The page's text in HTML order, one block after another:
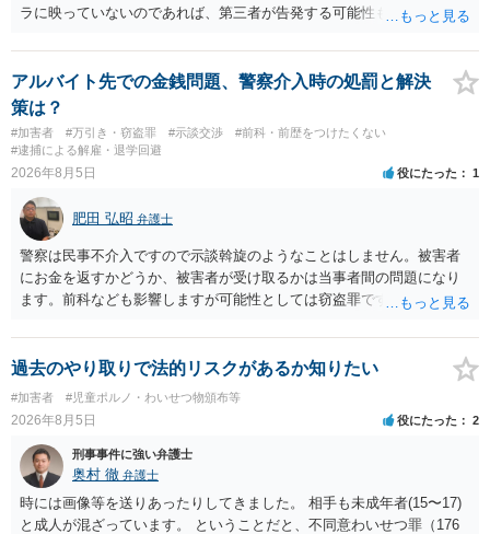
ラに映っていないのであれば、第三者が告発する可能性も低いこと、
座る女性を盗撮(全体像写真1枚と5秒程度の動画)してしまいました。下
着や胸など強調したものではありません。」とありますが、少なくと
も捜査段階では性的姿態等撮影罪の被疑事実で逮捕勾留されるケース
が私の弁護経験では多くなった印象です（最終的には不起訴ないし各
都道府県の迷惑防止条例違反になることもあります）。2度としないこ
とをお勧めいたします。ご参考にしてください。
アルバイト先での金銭問題、警察介入時の処罰と解決
策は？
#加害者 #万引き・窃盗罪 #示談交渉
#前科・前歴をつけたくない
#逮捕による解雇・退学回避
2026年8月5日 役にたった 1
肥田 弘昭 弁護士
警察は民事不介入ですので示談斡旋のようなことはしません。被害者
にお金を返すかどうか、被害者が受け取るかは当事者間の問題になり
ます。前科なども影響しますが可能性としては窃盗罪ですので、逮捕
過去のやり取りで法的リスクがあるか知りたい
#加害者 #児童ポルノ・わいせつ物頒布等
2026年8月5日 役にたった 2
刑事事件に強い弁護士
奥村 徹 弁護士
時には画像等を送りあったりしてきました。 相手も未成年者(15〜17)
と成人が混ざっています。 ということだと、不同意わいせつ罪（176